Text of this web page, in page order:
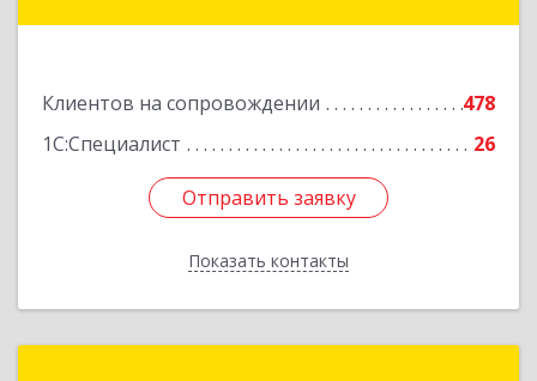
Клиентов на сопровождении
478
1С:Специалист
26
Отправить заявку
Показать контакты
Отправить заявку
Назад